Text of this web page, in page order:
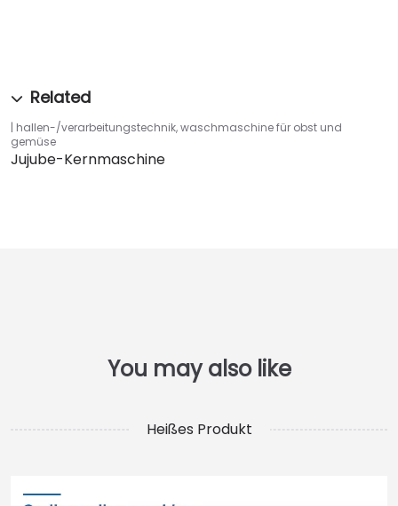
hallen-/verarbeitungstechnik,waschmaschine für obst und
gemüse
Jujube-Kernmaschine
Heißes Produkt